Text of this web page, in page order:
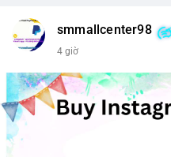
smmallcenter98
4 giờ